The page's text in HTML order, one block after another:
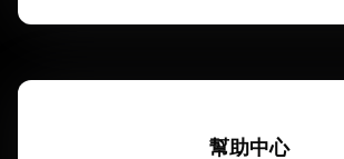
幫助中心